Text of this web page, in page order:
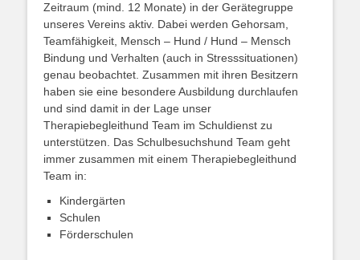
Zeitraum (mind. 12 Monate) in der Gerätegruppe
unseres Vereins aktiv. Dabei werden Gehorsam,
Teamfähigkeit, Mensch – Hund / Hund – Mensch
Bindung und Verhalten (auch in Stresssituationen)
genau beobachtet. Zusammen mit ihren Besitzern
haben sie eine besondere Ausbildung durchlaufen
und sind damit in der Lage unser
Therapiebegleithund Team im Schuldienst zu
unterstützen. Das Schulbesuchshund Team geht
immer zusammen mit einem Therapiebegleithund
Team in:
Kindergärten
Schulen
Förderschulen